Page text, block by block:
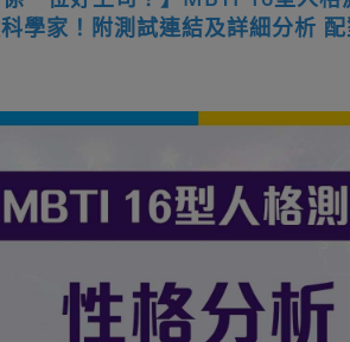
學家！附測試連結及詳細分析